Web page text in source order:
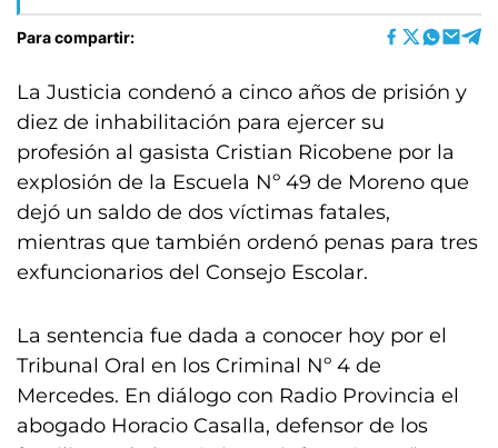
Para compartir:
La Justicia condenó a cinco años de prisión y
diez de inhabilitación para ejercer su
profesión al gasista Cristian Ricobene por la
explosión de la Escuela Nº 49 de Moreno que
dejó un saldo de dos víctimas fatales,
mientras que también ordenó penas para tres
exfuncionarios del Consejo Escolar.
La sentencia fue dada a conocer hoy por el
Tribunal Oral en los Criminal Nº 4 de
Mercedes. En diálogo con Radio Provincia el
abogado Horacio Casalla, defensor de los